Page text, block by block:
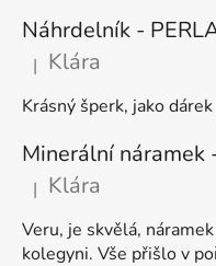
Náhrdelník -
Hodnocení produktu je 5
| Klára
Krásný šperk, jako
Minerální náramek
Hodnocení produktu je 5
| Klára
Veru, je skvělá,
kolegyni. Vše přišlo v